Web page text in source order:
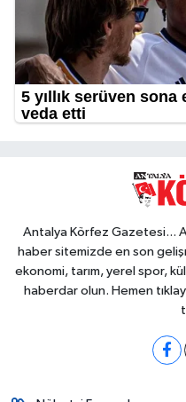
Antalya Körfez Gazetesi...
haber sitemizde en son
ekonomi, tarım, yerel spor,
haberdar olun. Hemen